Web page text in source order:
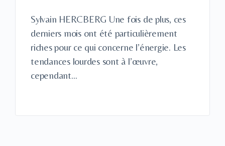
Sylvain HERCBERG Une fois de plus, ces
derniers mois ont été particulièrement
riches pour ce qui concerne l’énergie. Les
tendances lourdes sont à l’œuvre,
cependant…